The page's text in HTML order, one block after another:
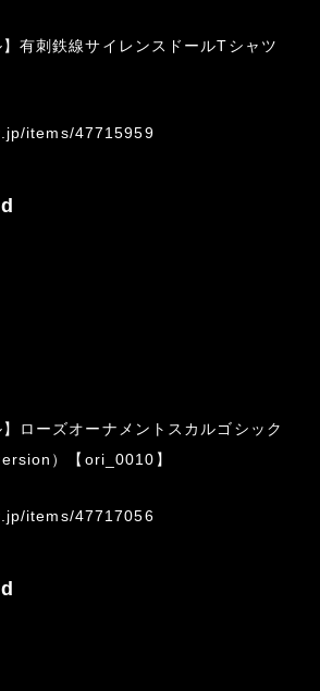
有刺鉄線サイレンスドールTシャツ
items/47715959
ローズオーナメントスカルゴシック
）【ori_0010】
items/47717056